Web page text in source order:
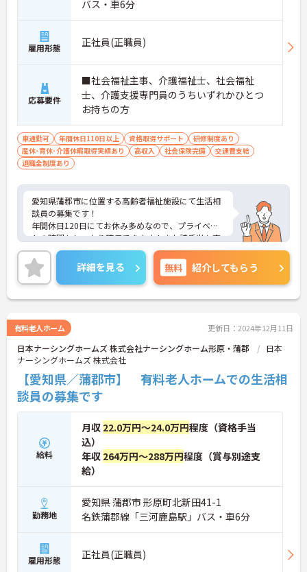
バス・車6分
雇用形態 正社員(正職員)
応募要件
■社会福祉主事、介護福祉士、社会福祉
士、介護支援専門員のうちいずれかひとつ
お持ちの方
車通勤可 年間休日110日以上 資格取得サポート
研修制度あり
産休･育休･介護休暇取得実績あり
高収入 社会保険完備
交通費支給
退職金制度あり
愛知県蒲郡市に位置する高齢者福祉施設にて生活相
談員の募集です！
年間休日120日にてお休み多めなので、プライベー
トの時間もしっかり確保できます！また諸手当も充
実しております。
ご興味をお持ちの方には詳細の情報や面接のポイン
トをお伝えしますのでお気軽にお問い合わせくださ
いませ。
詳細を見る 無料 紹介してもらう
有料老人ホーム 更新日：2024年12月11日
日本ナーシングホームズ 株式会社ナーシングホーム形原・蒲郡
日本
ナーシングホームズ 株式会社
【愛知県／蒲郡市】 有料老人ホームでの生活相
談員の募集です
給料
月収 22.0万円～24.0万円程度（資格手当
込）
年収 264万円～288万円程度（賞与別途支
給）
勤務地
愛知県 蒲郡市 形原町北新田41-1
名鉄蒲郡線「三河鹿島駅」バス・車6分
雇用形態 正社員(正職員)